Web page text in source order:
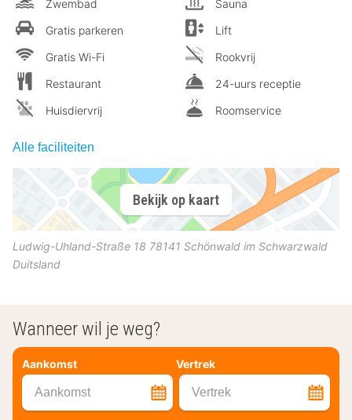
Zwembad
Gratis parkeren
Gratis Wi-Fi
Restaurant
Huisdiervrij
Sauna
Lift
Rookvrij
24-uurs receptie
Roomservice
Alle faciliteiten
Bekijk op kaart
Ludwig-Uhland-Straße 18 78141 Schönwald im Schwarzwald
Duitsland
Wanneer wil je weg?
Aankomst Vertrek
Aankomst Vertrek